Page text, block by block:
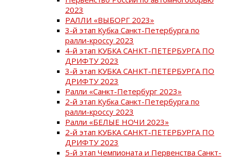
2023
РАЛЛИ «ВЫБОРГ 2023»
3-й этап Кубка Санкт-Петербурга по
ралли-кроссу 2023
4-й этап КУБКА САНКТ-ПЕТЕРБУРГА ПО
ДРИФТУ 2023
3-й этап КУБКА САНКТ-ПЕТЕРБУРГА ПО
ДРИФТУ 2023
Ралли «Санкт-Петербург 2023»
2-й этап Кубка Санкт-Петербурга по
ралли-кроссу 2023
Ралли «БЕЛЫЕ НОЧИ 2023»
2-й этап КУБКА САНКТ-ПЕТЕРБУРГА ПО
ДРИФТУ 2023
5-й этап Чемпионата и Первенства Санкт-